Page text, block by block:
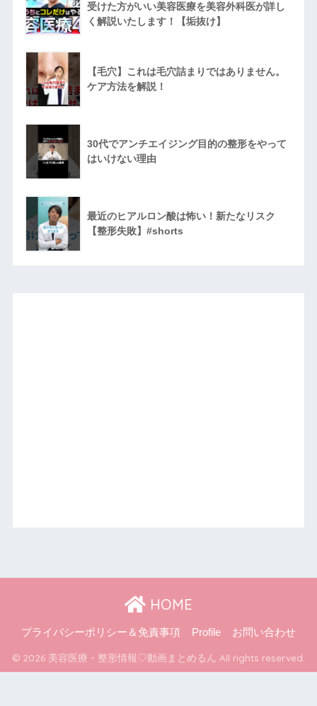
受けた方がいい美容医療を美容外科医が詳し
く解説いたします！【垢抜け】
【毛穴】これは毛穴詰まりではありません。
ケア方法を解説！
30代でアンチエイジング目的の整形をやって
はいけない理由
最近のヒアルロン酸は怖い！新たなリスク
【整形失敗】#shorts
HOME
プライバシーポリシー＆免責事項 Profile お問い合わせ
© 2026 美容医療・整形情報♡動画まとめるん All rights reserved.